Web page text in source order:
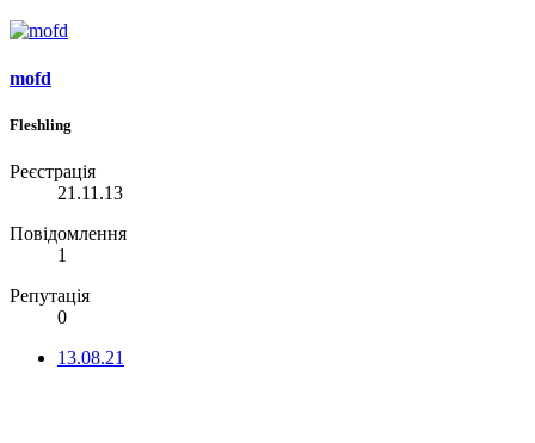
mofd
Fleshling
Реєстрація
21.11.13
Повідомлення
1
Репутація
0
13.08.21